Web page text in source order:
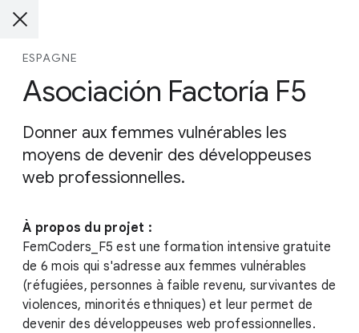
ESPAGNE
Asociación Factoría F5
Donner aux femmes vulnérables les
moyens de devenir des développeuses
web professionnelles.
À propos du projet :
FemCoders_F5 est une formation intensive gratuite
de 6 mois qui s'adresse aux femmes vulnérables
(réfugiées, personnes à faible revenu, survivantes de
violences, minorités ethniques) et leur permet de
devenir des développeuses web professionnelles.